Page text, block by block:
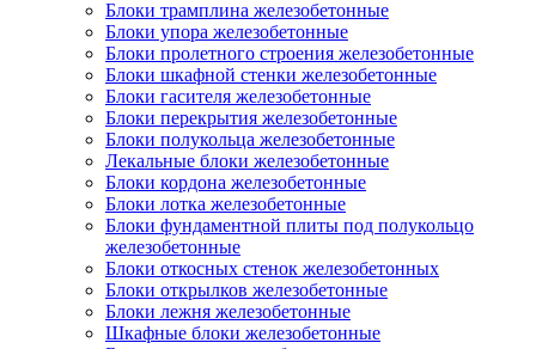
Блоки трамплина железобетонные
Блоки упора железобетонные
Блоки пролетного строения железобетонные
Блоки шкафной стенки железобетонные
Блоки гасителя железобетонные
Блоки перекрытия железобетонные
Блоки полукольца железобетонные
Лекальные блоки железобетонные
Блоки кордона железобетонные
Блоки лотка железобетонные
Блоки фундаментной плиты под полукольцо
железобетонные
Блоки откосных стенок железобетонных
Блоки открылков железобетонные
Блоки лежня железобетонные
Шкафные блоки железобетонные